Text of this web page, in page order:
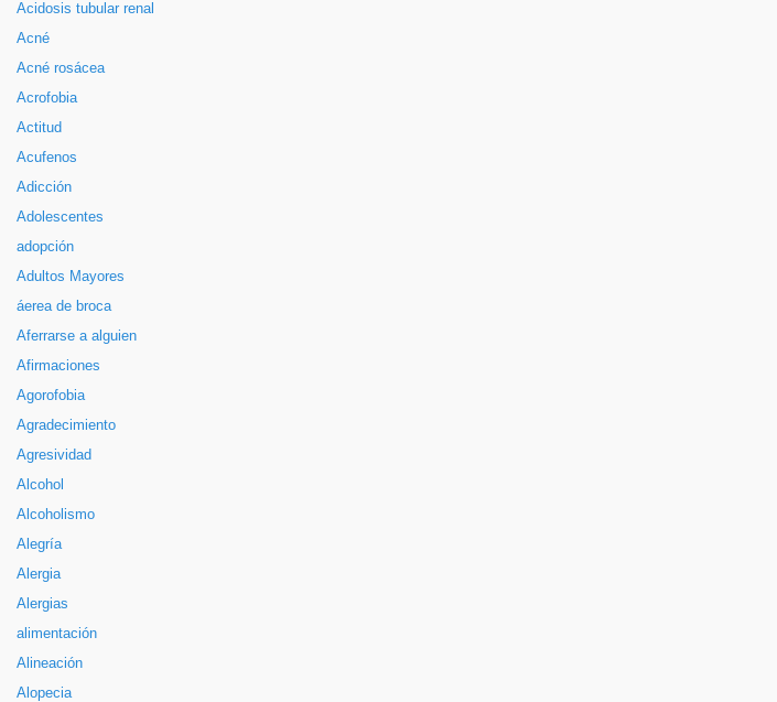
Acidosis tubular renal
Acné
Acné rosácea
Acrofobia
Actitud
Acufenos
Adicción
Adolescentes
adopción
Adultos Mayores
áerea de broca
Aferrarse a alguien
Afirmaciones
Agorofobia
Agradecimiento
Agresividad
Alcohol
Alcoholismo
Alegría
Alergia
Alergias
alimentación
Alineación
Alopecia